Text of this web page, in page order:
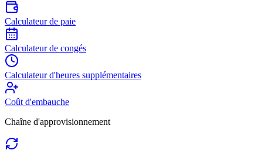
Calculateur de paie
Calculateur de congés
Calculateur d'heures supplémentaires
Coût d'embauche
Chaîne d'approvisionnement